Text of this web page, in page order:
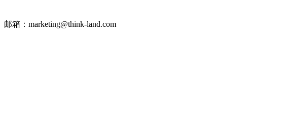
箱：marketing@think-land.com